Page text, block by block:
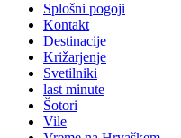
Splošni pogoji
Kontakt
Destinacije
Križarjenje
Svetilniki
last minute
Šotori
Vile